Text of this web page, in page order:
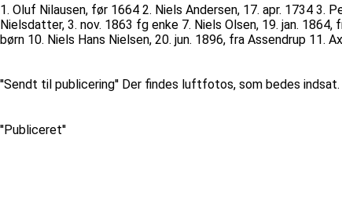
1. Oluf Nilausen, før 1664 2. Niels Andersen, 17. apr. 1734 3.
Nielsdatter, 3. nov. 1863 fg enke 7. Niels Olsen, 19. jan.
børn 10. Niels Hans Nielsen, 20. jun. 1896, fra Assendrup 11.
''Sendt til publicering'' Der findes luftfotos, som bedes indsat.
''Publiceret''